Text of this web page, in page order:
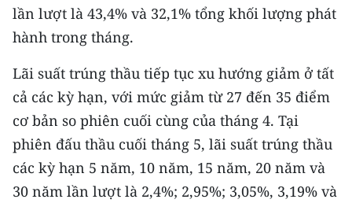
Video
Media Kinh tế
Media Văn hóa
Media Xã hội
Media Pháp luật
lần lượt là 43,4% và 32,1% tổng khối lượng phát
hành trong tháng.
Lãi suất trúng thầu tiếp tục xu hướng giảm ở tất
cả các kỳ hạn, với mức giảm từ 27 đến 35 điểm
cơ bản so phiên cuối cùng của tháng 4. Tại
phiên đấu thầu cuối tháng 5, lãi suất trúng thầu
các kỳ hạn 5 năm, 10 năm, 15 năm, 20 năm và
30 năm lần lượt là 2,4%; 2,95%; 3,05%, 3,19% và